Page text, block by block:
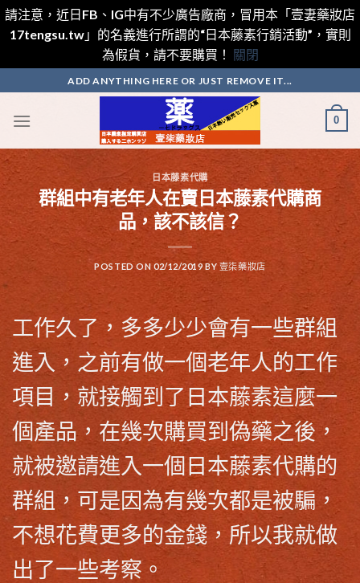
請注意，近日FB、IG中有不少廣告廠商，冒用本「壹妻藥妝店
17tengsu.tw」的名義進行所謂的“日本藤素行銷活動”，實則
為假貨，請不要購買！ 關閉
to
content
ADD ANYTHING HERE OR JUST REMOVE IT...
0
日本藤素代購
群組中有老年人在賣日本藤素代購商
品，該不該信？
POSTED ON 02/12/2019BY 壹柒藥妝店
工作久了，多多少少會有一些群組
進入，之前有做一個老年人的工作
項目，就接觸到了日本藤素這麼一
個產品，在幾次購買到偽藥之後，
就被邀請進入一個日本藤素代購的
群組，可是因為有幾次都是被騙，
不想花費更多的金錢，所以我就做
出了一些考察。